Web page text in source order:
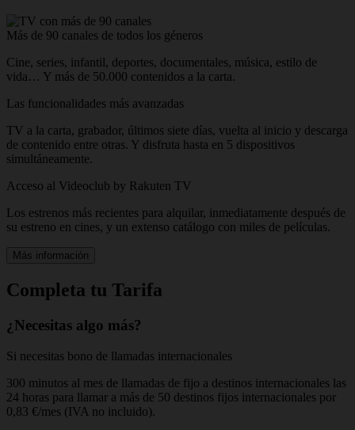
Más de 90 canales de todos los géneros
Cine, series, infantil, deportes, documentales, música, estilo de
vida… Y más de 50.000 contenidos a la carta.
Las funcionalidades más avanzadas
TV a la carta, grabador, últimos siete días, vuelta al inicio y descarga
de contenido entre otras. Y disfruta hasta en 5 dispositivos
simultáneamente.
Acceso al Videoclub by Rakuten TV
Los estrenos más recientes para alquilar, inmediatamente después de
su estreno en cines, y un extenso catálogo con miles de películas.
Más información
Completa tu Tarifa
¿Necesitas algo más?
Si necesitas bono de llamadas internacionales
300 minutos al mes de llamadas de fijo a destinos internacionales las
24 horas para llamar a más de 50 destinos fijos internacionales por
0,83 €/mes (IVA no incluido).